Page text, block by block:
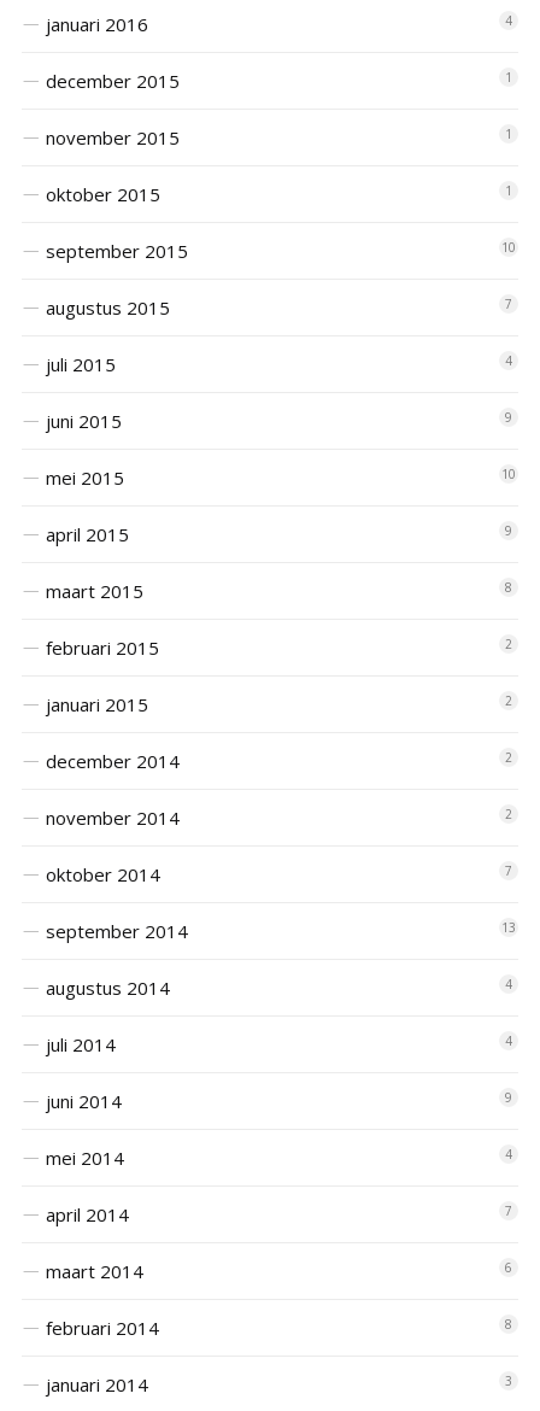
januari 2016 4
december 2015 1
november 2015 1
oktober 2015 1
september 2015 10
augustus 2015 7
juli 2015 4
juni 2015 9
mei 2015 10
april 2015 9
maart 2015 8
februari 2015 2
januari 2015 2
december 2014 2
november 2014 2
oktober 2014 7
september 2014 13
augustus 2014 4
juli 2014 4
juni 2014 9
mei 2014 4
april 2014 7
maart 2014 6
februari 2014 8
januari 2014 3